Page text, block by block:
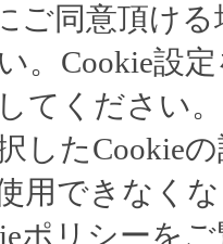
ご同意頂け
。Cookie設
てください
したCookie
用できなく
ポリシーを